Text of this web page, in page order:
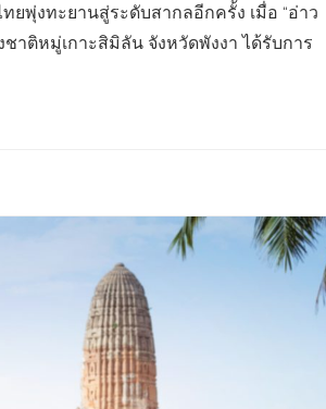
พุ่งทะยานสู่ระดับสากลอีกครั้ง เมื่อ “อ่าว
าติหมู่เกาะสิมิลัน จังหวัดพังงา ได้รับการ